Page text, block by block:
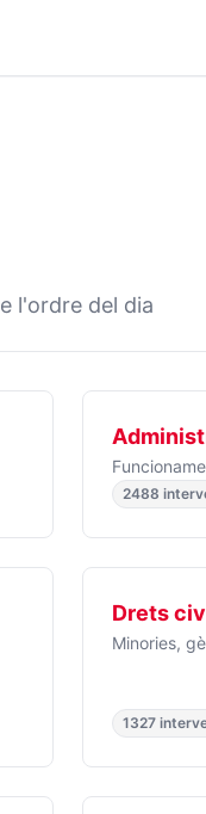
l'ordre del dia
2488
Drets
Minories,
1327